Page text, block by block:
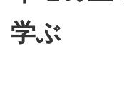
学ぶ